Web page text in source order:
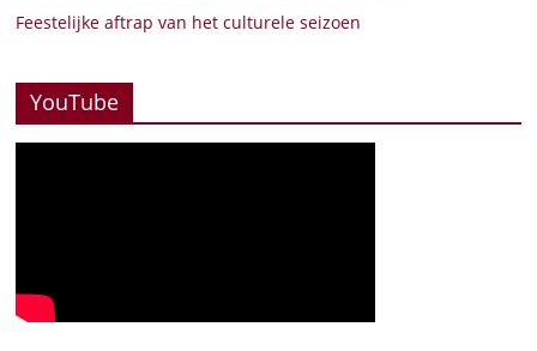
Feestelijke aftrap van het culturele seizoen
YouTube